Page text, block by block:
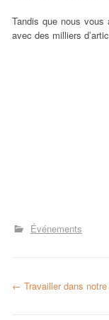
Tandis que nous vous
avec des milliers
Événements
N
← Travailler dans